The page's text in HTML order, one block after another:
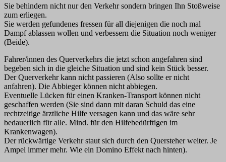
Sie behindern nicht nur den Verkehr sondern bringen Ihn Stoßweise
zum erliegen.
Sie werden gefundenes fressen für all diejenigen die noch mal
Dampf ablassen wollen und verbessern die Situation noch weniger
(Beide).
Fahrer/innen des Querverkehrs die jetzt schon angefahren sind
begeben sich in die gleiche Situation und sind kein Stück besser.
Der Querverkehr kann nicht passieren (Also sollte er nicht
anfahren). Die Abbieger können nicht abbiegen.
Eventuelle Lücken für einen Kranken-Transport können nicht
geschaffen werden (Sie sind dann mit daran Schuld das eine
rechtzeitige ärztliche Hilfe versagen kann und das wäre sehr
bedauerlich für alle. Mind. für den Hilfebedürftigen im
Krankenwagen).
Der rückwärtige Verkehr staut sich durch den Quersteher weiter. Je
Ampel immer mehr. Wie ein Domino Effekt nach hinten).